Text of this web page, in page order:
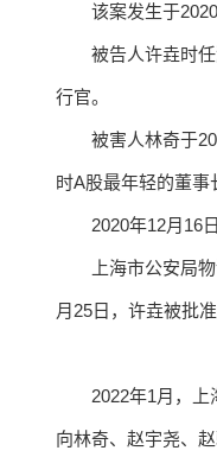
该案发生于2020
被告人许垚时
行官。
被害人林奇于
时A股最年轻的董事
2020年12月16
上海市公安局
月25日，许垚被批准
2022年1月，
向林奇、赵宇尧、